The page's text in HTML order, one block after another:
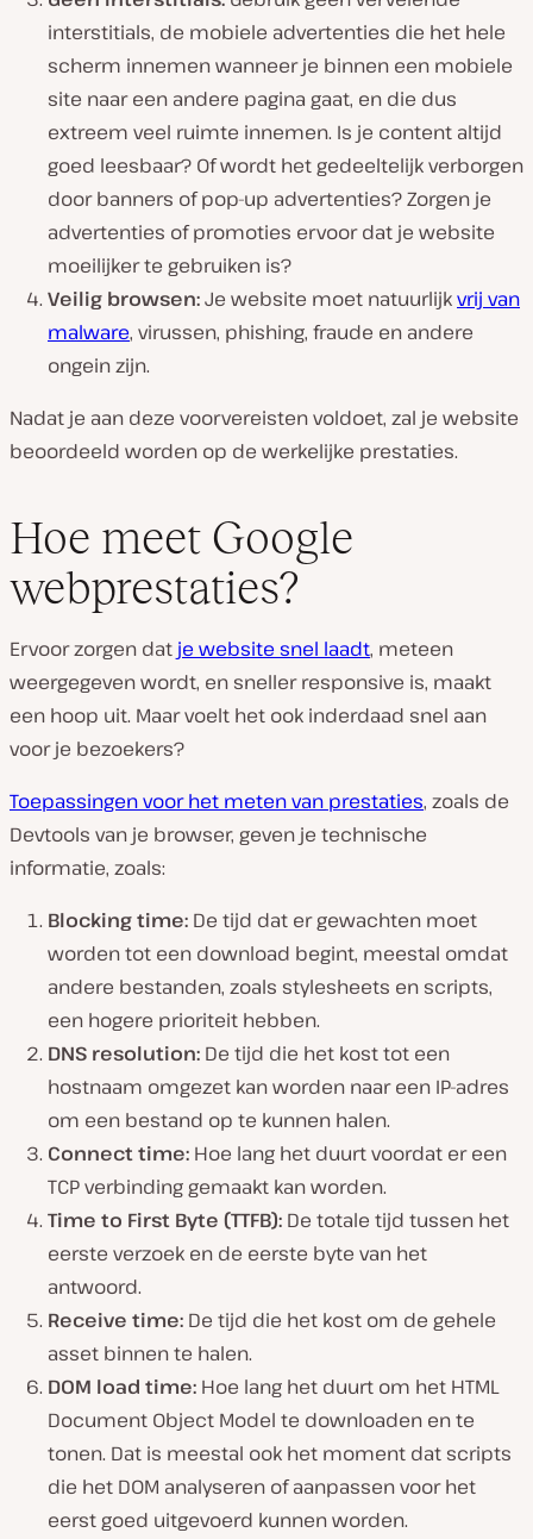
interstitials, de mobiele advertenties die het hele
scherm innemen wanneer je binnen een mobiele
site naar een andere pagina gaat, en die dus
extreem veel ruimte innemen. Is je content altijd
goed leesbaar? Of wordt het gedeeltelijk verborgen
door banners of pop-up advertenties? Zorgen je
advertenties of promoties ervoor dat je website
moeilijker te gebruiken is?
Veilig browsen:Je website moet natuurlijkvrij van
malware, virussen, phishing, fraude en andere
ongein zijn.
Nadat je aan deze voorvereisten voldoet, zal je website
beoordeeld worden op de werkelijke prestaties.
Hoe meet Google
webprestaties?
Ervoor zorgen dat je website snel laadt, meteen
weergegeven wordt, en sneller responsive is, maakt
een hoop uit. Maar voelt het ook inderdaad snel aan
voor je bezoekers?
Toepassingen voor het meten van prestaties, zoals de
Devtools van je browser, geven je technische
informatie, zoals:
Blocking time: De tijd dat er gewachten moet
worden tot een download begint, meestal omdat
andere bestanden, zoals stylesheets en scripts,
een hogere prioriteit hebben.
DNS resolution: De tijd die het kost tot een
hostnaam omgezet kan worden naar een IP-adres
om een bestand op te kunnen halen.
Connect time: Hoe lang het duurt voordat er een
TCP verbinding gemaakt kan worden.
Time to First Byte (TTFB): De totale tijd tussen het
eerste verzoek en de eerste byte van het
antwoord.
Receive time: De tijd die het kost om de gehele
asset binnen te halen.
DOM load time: Hoe lang het duurt om het HTML
Document Object Model te downloaden en te
tonen. Dat is meestal ook het moment dat scripts
die het DOM analyseren of aanpassen voor het
eerst goed uitgevoerd kunnen worden.